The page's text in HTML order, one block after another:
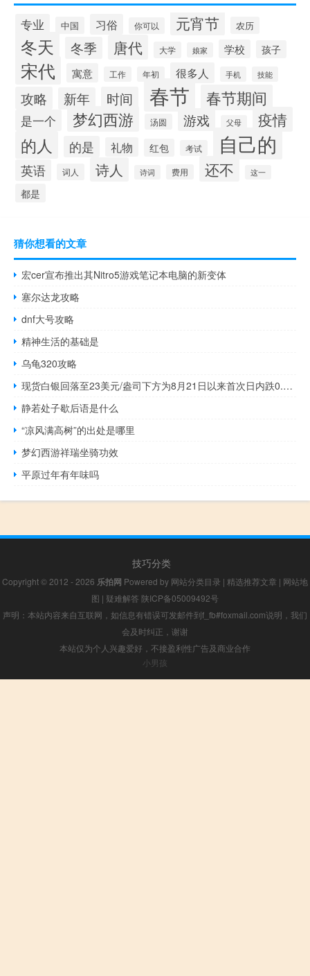
专业 中国 习俗 你可以 元宵节 农历
冬天 冬季 唐代 大学 娘家 学校 孩子
宋代 寓意 工作 年初 很多人 手机 技能
攻略 新年 时间 春节 春节期间
是一个 梦幻西游 汤圆 游戏 父母 疫情
的人 的是 礼物 红包 考试 自己的
英语 词人 诗人 诗词 费用 还不 这一
都是
猜你想看的文章
宏cer宣布推出其Nitro5游戏笔记本电脑的新变体
塞尔达龙攻略
dnf大号攻略
精神生活的基础是
乌龟320攻略
现货白银回落至23美元/盎司下方为8月21日以来首次日内跌0.76%
静若处子歇后语是什么
“凉风满高树”的出处是哪里
梦幻西游祥瑞坐骑功效
平原过年有年味吗
技巧分类
Copyright © 2012 - 2026 乐拍网 Powered by 网站分类目录 | 精选推荐文章 | 网站地
图 | 疑难解答 陕ICP备05009492号
声明：本站内容来自互联网，如信息有错误可发邮件到f_fb#foxmail.com说明，我们
会及时纠正，谢谢
本站仅为个人兴趣爱好，不接盈利性广告及商业合作
小男孩